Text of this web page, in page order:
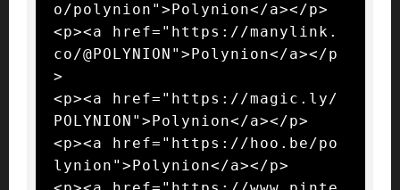
o/polynion">Polynion</a></p>
<p><a href="https://manylink.
co/@POLYNION">Polynion</a></p
>
<p><a href="https://magic.ly/
POLYNION">Polynion</a></p>
<p><a href="https://hoo.be/po
lynion">Polynion</a></p>